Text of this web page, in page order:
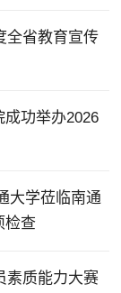
全省教育宣传
功举办2026
大学莅临南通
检查
素质能力大赛